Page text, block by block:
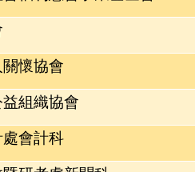
懷協會
組織協會
會計科